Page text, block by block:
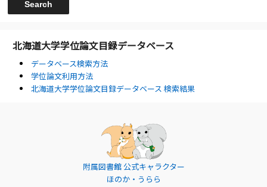
北海道大学学位論文目録データベース
データベース検索方法
学位論文利用方法
北海道大学学位論文目録データベース 検索結果
附属図書館 公式キャラクター
ほのか・うらら